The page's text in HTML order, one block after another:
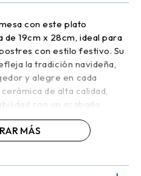
con este plato
19cm x 28cm, ideal para
con estilo festivo. Su
la tradición navideña,
y alegre en cada
de alta calidad,
con un acabado
y colores de la
MÁS